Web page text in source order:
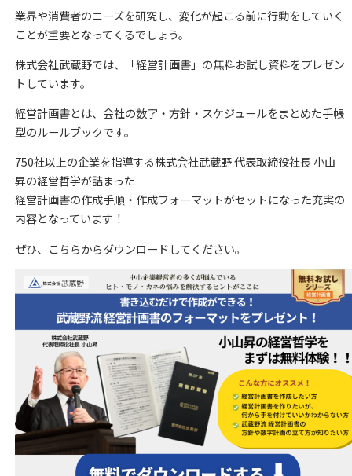
業界や消費者のニーズを研究し、変化が起こる前に行動をしていく
ことが重要となってくるでしょう。
株式会社武蔵野では、「経営計画書」の無料お試し資料をプレゼン
トしています。
経営計画書とは、会社の数字・方針・スケジュールをまとめた手帳
型のルールブックです。
750社以上の企業を指導する株式会社武蔵野 代表取締役社長 小山
昇の経営哲学が詰まった
経営計画書の作成手順・作成フォーマットがセットになった充実の
内容となっています！
ぜひ、こちらからダウンロードしてください。